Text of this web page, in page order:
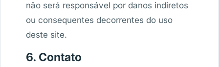
não será responsável por danos indiretos
ou consequentes decorrentes do uso
deste site.
6. Contato